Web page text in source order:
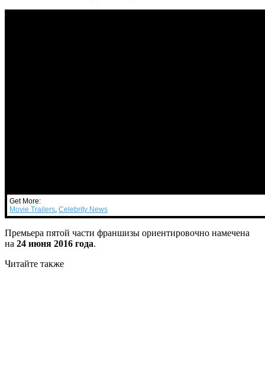
Get More:
Movie Trailers, Celebrity News
Премьера пятой части франшизы ориентировочно намечена
на 24 июня 2016 года.
Читайте также